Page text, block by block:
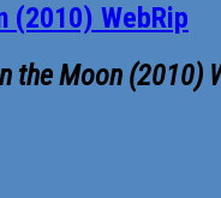
(2010) WebRip
Moon (2010)